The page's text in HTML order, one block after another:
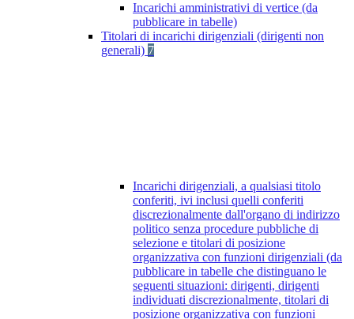
Incarichi amministrativi di vertice (da
pubblicare in tabelle)
Titolari di incarichi dirigenziali (dirigenti non
generali) 7
Incarichi dirigenziali, a qualsiasi titolo
conferiti, ivi inclusi quelli conferiti
discrezionalmente dall'organo di indirizzo
politico senza procedure pubbliche di
selezione e titolari di posizione
organizzativa con funzioni dirigenziali (da
pubblicare in tabelle che distinguano le
seguenti situazioni: dirigenti, dirigenti
individuati discrezionalmente, titolari di
posizione organizzativa con funzioni